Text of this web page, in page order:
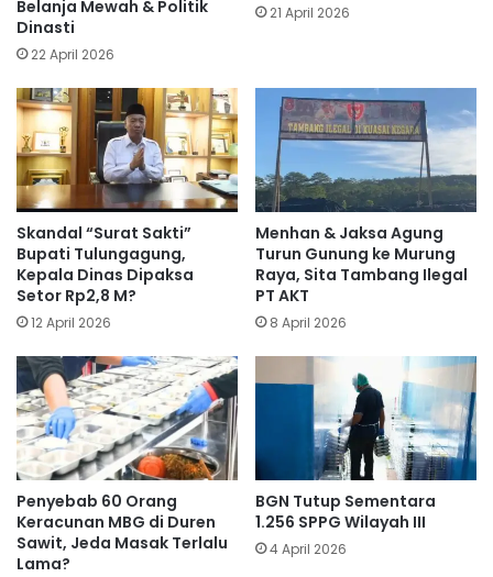
Belanja Mewah & Politik
Dinasti
22 April 2026
21 April 2026
Skandal “Surat Sakti”
Bupati Tulungagung,
Kepala Dinas Dipaksa
Setor Rp2,8 M?
12 April 2026
Menhan & Jaksa Agung
Turun Gunung ke Murung
Raya, Sita Tambang Ilegal
PT AKT
8 April 2026
Penyebab 60 Orang
Keracunan MBG di Duren
Sawit, Jeda Masak Terlalu
Lama?
BGN Tutup Sementara
1.256 SPPG Wilayah III
4 April 2026